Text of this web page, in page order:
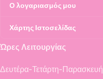
Ο λογαριασμός μου
Χάρτης Ιστοσελίδας
Ώρες Λειτουργίας
Δευτέρα-Τετάρτη-Παρασκευή